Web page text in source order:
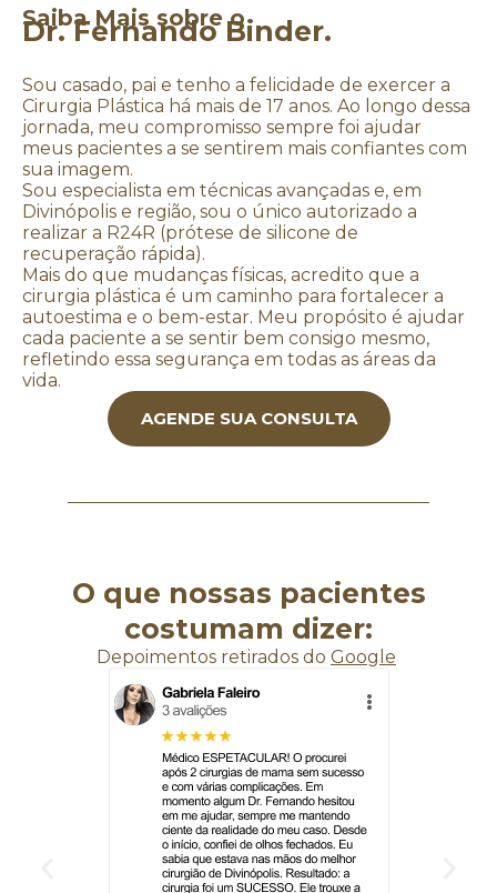
Saiba Mais sobre o
Dr. Fernando Binder.
Sou casado, pai e tenho a felicidade de exercer a
Cirurgia Plástica há mais de 17 anos. Ao longo dessa
jornada, meu compromisso sempre foi ajudar
meus pacientes a se sentirem mais confiantes com
sua imagem.
Sou especialista em técnicas avançadas e, em
Divinópolis e região, sou o único autorizado a
realizar a R24R (prótese de silicone de
recuperação rápida).
Mais do que mudanças físicas, acredito que a
cirurgia plástica é um caminho para fortalecer a
autoestima e o bem-estar. Meu propósito é ajudar
cada paciente a se sentir bem consigo mesmo,
refletindo essa segurança em todas as áreas da
vida.
AGENDE SUA CONSULTA
O que nossas pacientes
costumam dizer:
Depoimentos retirados do Google